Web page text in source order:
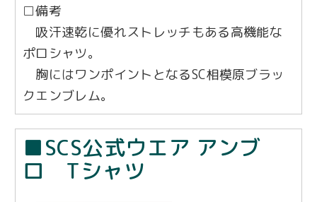
□備考
吸汗速乾に優れストレッチもある高機能な
ポロシャツ。
胸にはワンポイントとなるSC相模原ブラッ
クエンブレム。
■SCS公式ウエア アンブ
ロ Tシャツ